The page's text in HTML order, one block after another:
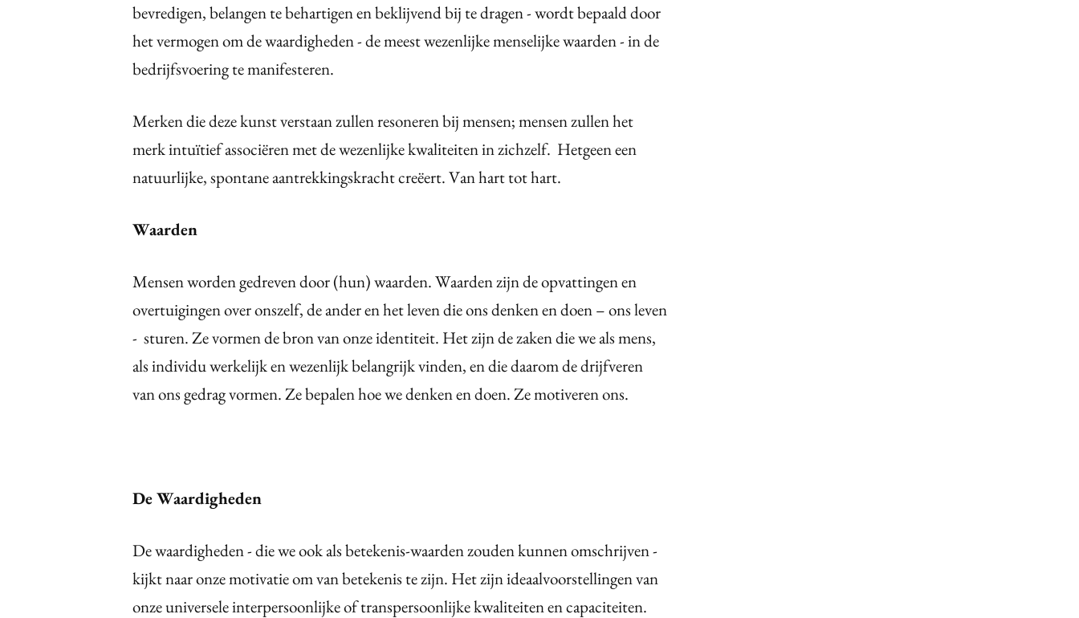
bevredigen, belangen te behartigen en beklijvend bij te dragen - wordt bepaald door
het vermogen om de waardigheden - de meest wezenlijke menselijke waarden - in de
bedrijfsvoering te manifesteren.
Merken die deze kunst verstaan zullen resoneren bij mensen; mensen zullen het
merk intuïtief associëren met de wezenlijke kwaliteiten in zichzelf. Hetgeen een
natuurlijke, spontane aantrekkingskracht creëert. Van hart tot hart.
Waarden
Mensen worden gedreven door (hun) waarden. Waarden zijn de opvattingen en
overtuigingen over onszelf, de ander en het leven die ons denken en doen – ons leven
- sturen. Ze vormen de bron van onze identiteit. Het zijn de zaken die we als mens,
als individu werkelijk en wezenlijk belangrijk vinden, en die daarom de drijfveren
van ons gedrag vormen. Ze bepalen hoe we denken en doen. Ze motiveren ons.
De Waardigheden
De waardigheden - die we ook als betekenis-waarden zouden kunnen omschrijven -
kijkt naar onze motivatie om van betekenis te zijn. Het zijn ideaalvoorstellingen van
onze universele interpersoonlijke of transpersoonlijke kwaliteiten en capaciteiten.